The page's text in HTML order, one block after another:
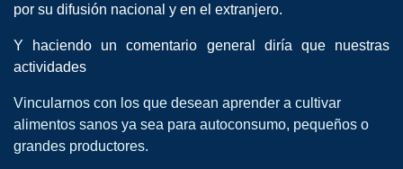
por su difusión nacional y en el extranjero.
Y haciendo un comentario general diría que nuestras
actividades
Vincularnos con los que desean aprender a cultivar
alimentos sanos ya sea para autoconsumo, pequeños o
grandes productores.